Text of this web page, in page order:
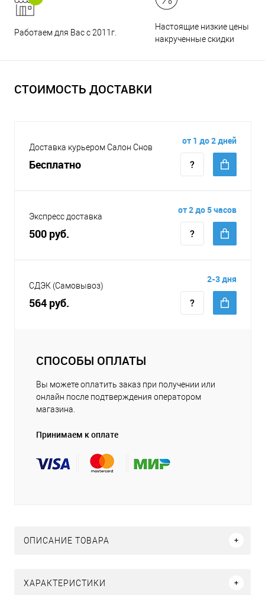
Работаем для Вас с 2011г.
Настоящие низкие цены и
накрученные скидки
СТОИМОСТЬ ДОСТАВКИ
Доставка курьером Салон Снов
Бесплатно
от 1 до 2 дней
Экспресс доставка
500 руб.
от 2 до 5 часов
СДЭК (Самовывоз)
564 руб.
2-3 дня
СПОСОБЫ ОПЛАТЫ
Вы можете оплатить заказ при получении или
онлайн после подтверждения оператором
магазина.
Принимаем к оплате
ОПИСАНИЕ ТОВАРА
ХАРАКТЕРИСТИКИ